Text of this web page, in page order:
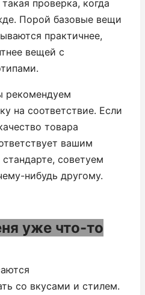
проверка, когда
Порой базовые вещи
практичнее,
вещей с
рекомендуем
на соответствие. Если
товара
вашим
советуем
нибудь другому.
уже что-то
со вкусами и стилем.